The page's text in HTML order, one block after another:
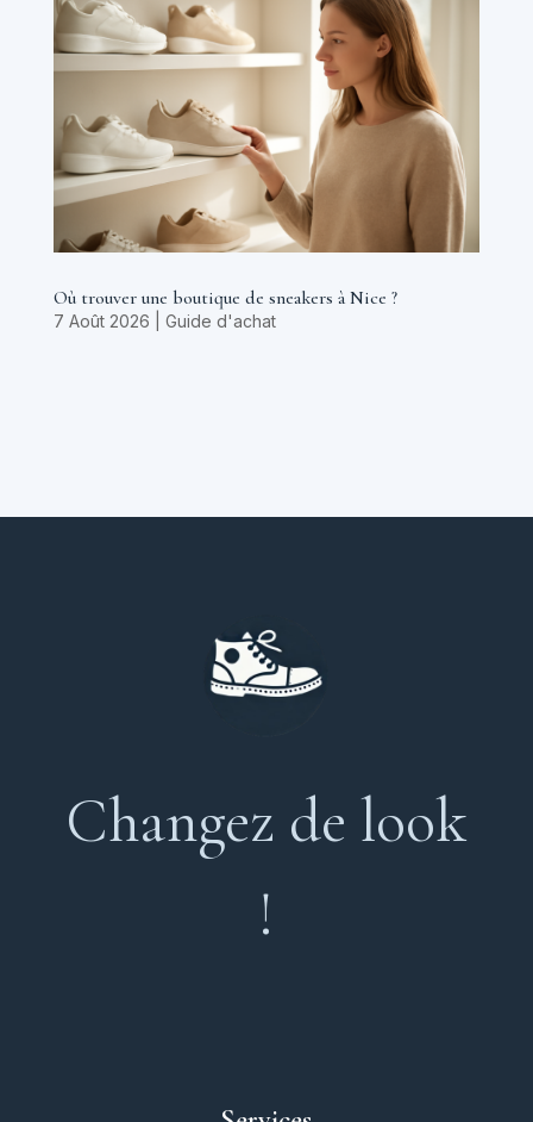
Où trouver une boutique de sneakers à Nice ?
7 Août 2026 Guide d'achat
Changez de look
!